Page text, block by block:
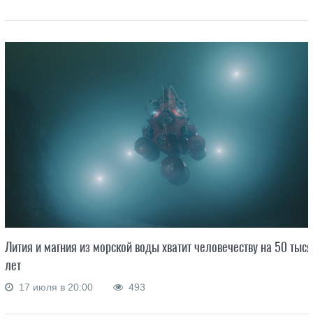
Лития и магния из морской воды хватит человечеству на 50
лет
17 июля в 20:00 493